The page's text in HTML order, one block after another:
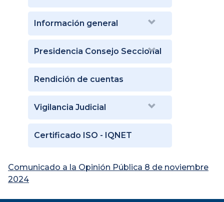
Información general
Presidencia Consejo Seccional
Rendición de cuentas
Vigilancia Judicial
Certificado ISO - IQNET
Comunicado a la Opinión Pública 8 de noviembre
2024